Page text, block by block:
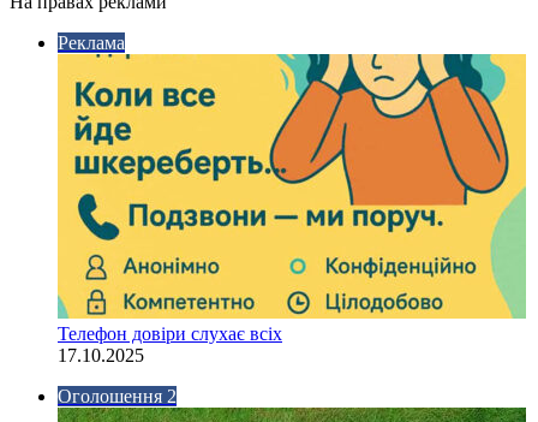
Реклама
Телефон довіри слухає всіх
17.10.2025
Оголошення 2